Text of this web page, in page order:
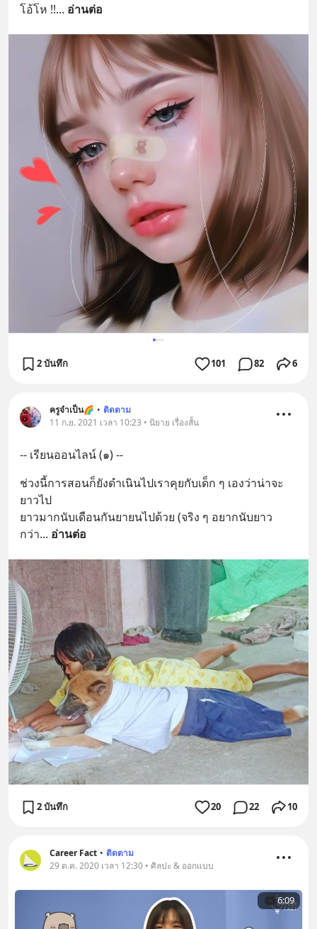
โอ้โห !!... อ่านต่อ
2 บันทึก 101 82 6
ครูจำเป็น🌈 • ติดตาม
11 ก.ย. 2021 เวลา 10:23 • นิยาย เรื่องสั้น
-- เรียนออนไลน์ (๑) --
ช่วงนี้การสอนก็ยังดำเนินไปเราคุยกับเด็ก ๆ เองว่าน่าจะ
ยาวไป
ยาวมากนับเดือนกันยายนไปด้วย (จริง ๆ อยากนับยาว
กว่า... อ่านต่อ
2 บันทึก 20 22 10
Career Fact • ติดตาม
29 ต.ค. 2020 เวลา 12:30 • ศิลปะ & ออกแบบ
6:09